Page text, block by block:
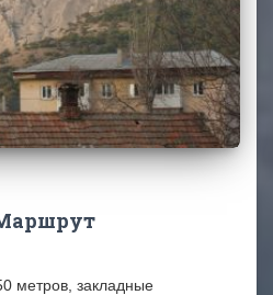
метров, закладные